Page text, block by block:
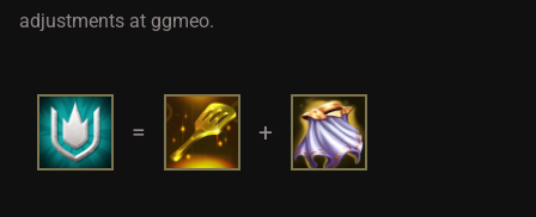
adjustments at ggmeo.
= +